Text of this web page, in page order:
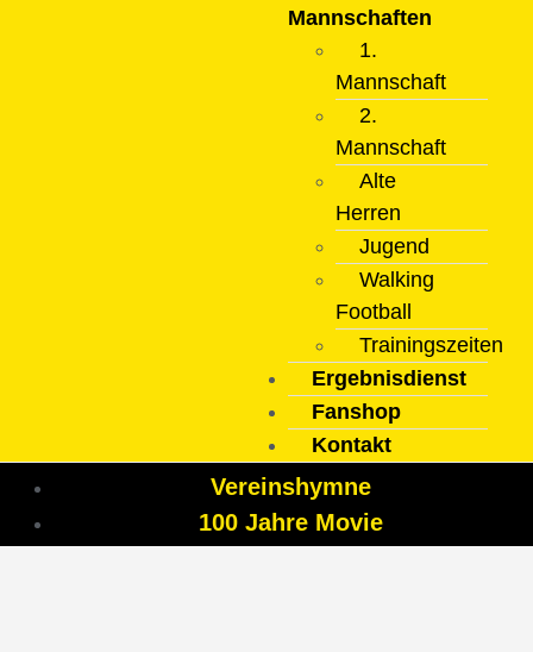
Mannschaften
1.
Mannschaft
2.
Mannschaft
Alte
Herren
Jugend
Walking
Football
Trainingszeiten
Ergebnisdienst
Fanshop
Kontakt
Vereinshymne
100 Jahre Movie